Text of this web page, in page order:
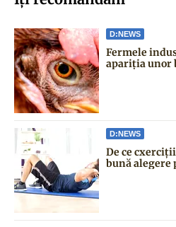
D:NEWS
Fermele
apariția unor
D:NEWS
De ce
bună alegere